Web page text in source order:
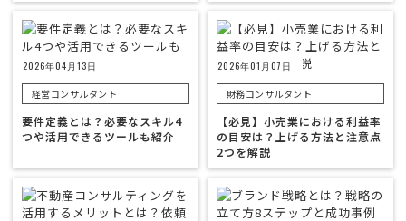
2026年04月13日
経営コンサルタント
要件定義とは？必要なスキル4
つや活用できるツールも紹介
2026年01月07日
財務コンサルタント
【必見】小売業における利益率
の目安は？上げる方法と注意点
2つを解説